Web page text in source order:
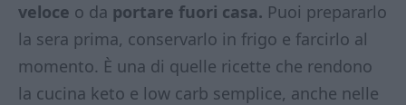
veloce o da portare fuori casa. Puoi prepararlo
la sera prima, conservarlo in frigo e farcirlo al
momento. È una di quelle ricette che rendono
la cucina keto e low carb semplice, anche nelle